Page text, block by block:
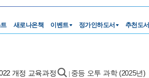
새로나온책 이벤트 정가인하도서 추천도서
개정 교육과정 중등 오투 과학 (2025년)